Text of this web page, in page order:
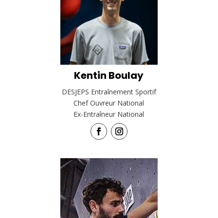
Kentin Boulay
DESJEPS Entraînement Sportif
Chef Ouvreur National
Ex-Entraîneur National